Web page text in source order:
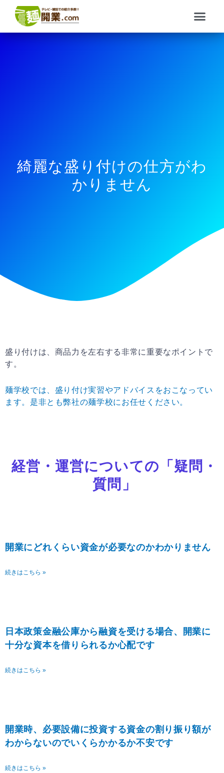
メ
ニ
ュ
綺麗な盛り付けの仕方がわ
かりません
盛り付けは、商品力を左右する非常に重要なポイントで
す。
麺学校では、盛り付け実習やアドバイスをおこなってい
ます。是非とも弊社の麺学校にお任せください。
経営・運営についての「疑問・
質問」
開業にどれくらい資金が必要なのかわかりません
続きはこちら »
日本政策金融公庫から融資を受ける場合、開業に
十分な資本を借りられるか心配です
続きはこちら »
開業時、必要設備に投資する資金の割り振り額が
わからないのでいくらかかるか不安です
続きはこちら »